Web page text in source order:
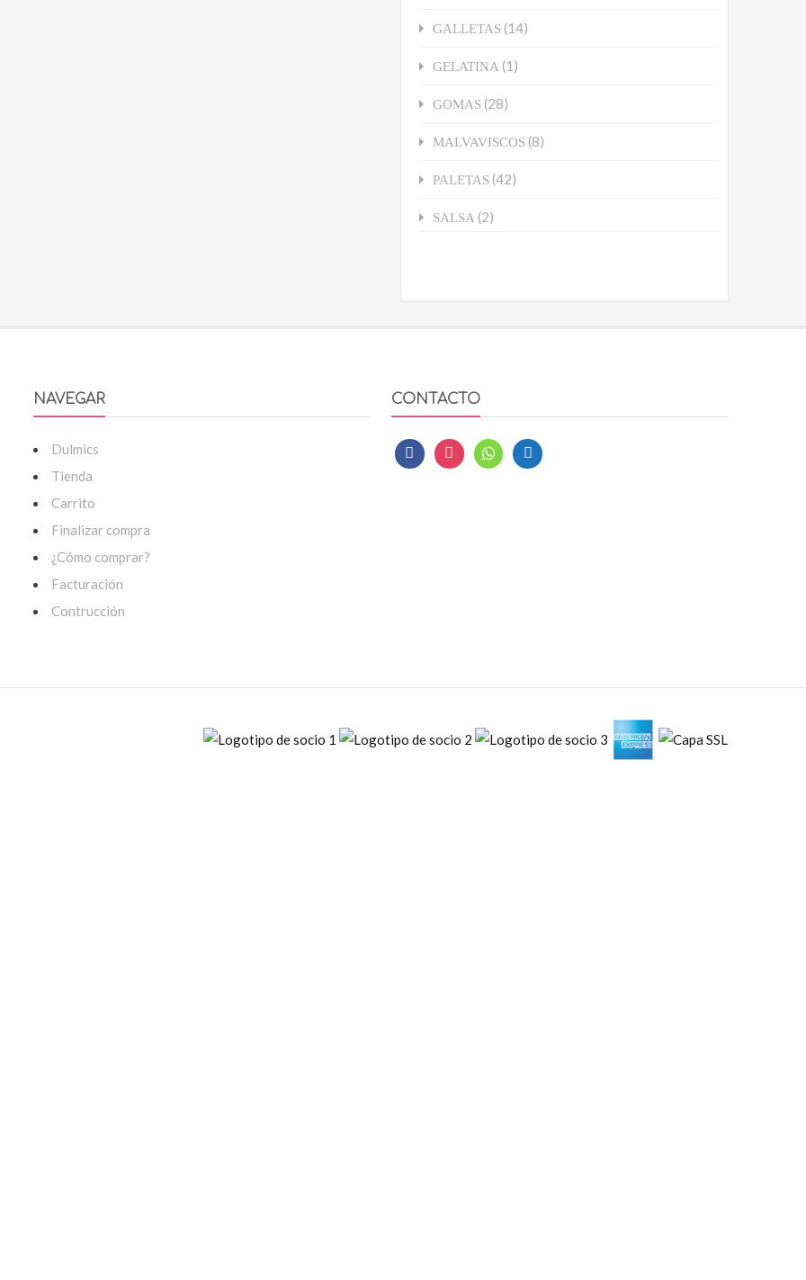
GALLETAS (14)
GELATINA (1)
GOMAS (28)
MALVAVISCOS (8)
PALETAS (42)
SALSA (2)
NAVEGAR
Dulmics
Tienda
Carrito
Finalizar compra
¿Cómo comprar?
Facturación
Contrucción
CONTACTO